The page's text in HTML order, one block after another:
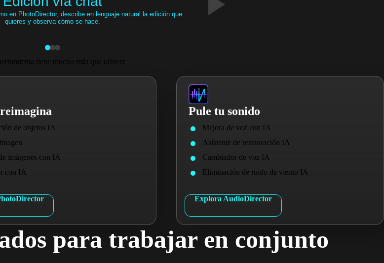
en PhotoDirector, describe en lenguaje natural la edición que
quieres y observa cómo se hace.
tiene mucho más que ofrecer
de objetos IA
imágenes con IA
con IA
Pule tu sonido
Mejora de voz con IA
Asistente de restauración IA
Cambiador de voz IA
Eliminación de ruido de viento IA
Explora AudioDirector
para trabajar en conjunto